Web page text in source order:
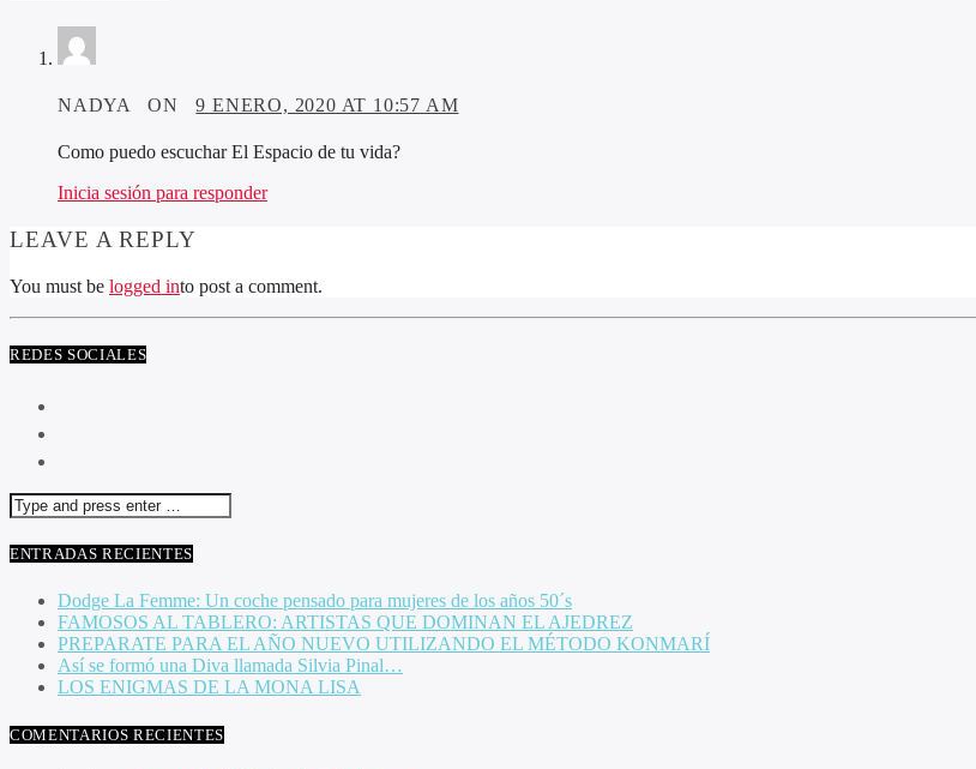
NADYA ON9 ENERO, 2020 AT 10:57 AM
Como puedo escuchar El Espacio de tu vida?
Inicia sesión para responder
LEAVE A REPLY
You must be logged into post a comment.
REDES SOCIALES
ENTRADAS RECIENTES
Dodge La Femme: Un coche pensado para mujeres de los años 50´s
FAMOSOS AL TABLERO: ARTISTAS QUE DOMINAN EL AJEDREZ
PREPARATE PARA EL AÑO NUEVO UTILIZANDO EL MÉTODO KONMARÍ
Así se formó una Diva llamada Silvia Pinal…
LOS ENIGMAS DE LA MONA LISA
COMENTARIOS RECIENTES